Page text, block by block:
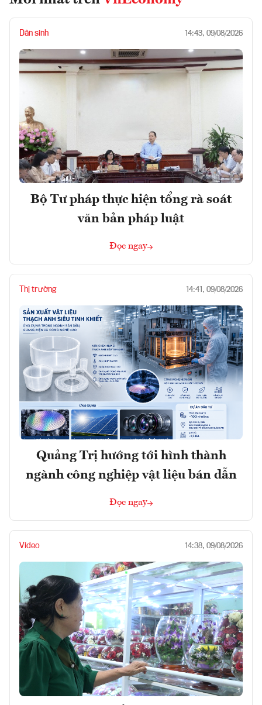
Dân sinh 14:43, 09/08/2026
Bộ Tư pháp thực hiện tổng rà soát
văn bản pháp luật
Đọc ngay
Thị trường 14:41, 09/08/2026
Quảng Trị hướng tới hình thành
ngành công nghiệp vật liệu bán dẫn
Đọc ngay
Video 14:38, 09/08/2026